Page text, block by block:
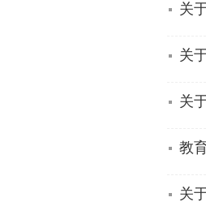
关
关
关
教
关